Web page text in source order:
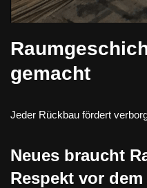
gemacht
Jeder Rückbau fördert
Neues braucht
Respekt vor dem